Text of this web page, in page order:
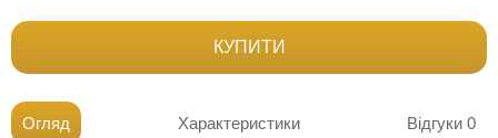
КУПИТИ
Огляд Характеристики Відгуки 0